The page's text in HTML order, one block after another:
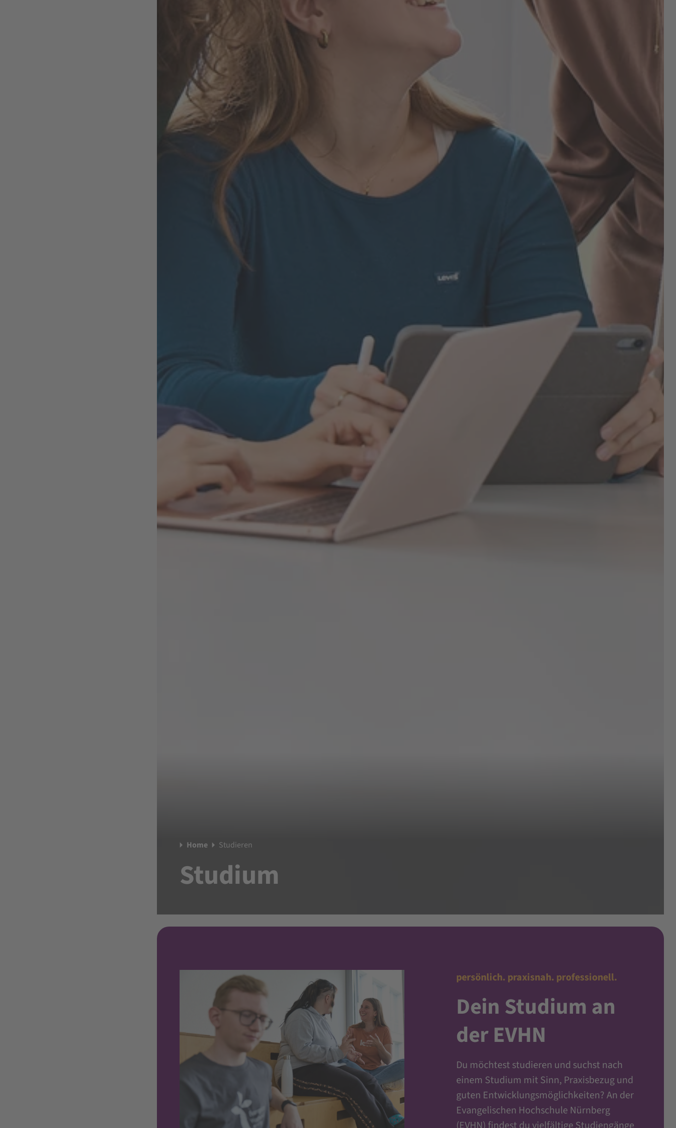
Home Studieren
Studium
persönlich. praxisnah. professionell.
Dein Studium an
der EVHN
Du möchtest studieren und suchst nach
einem Studium mit Sinn, Praxisbezug und
guten Entwicklungsmöglichkeiten? An der
Evangelischen Hochschule Nürnberg